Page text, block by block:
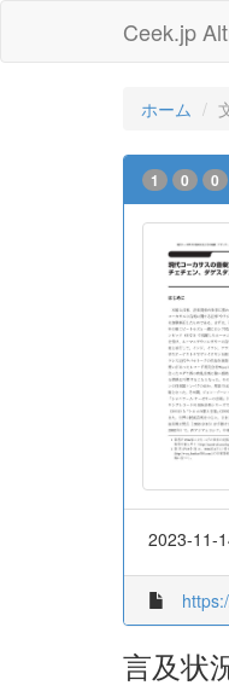
Ceek.jp
ホーム
1 0 0
2023-11-
言及状